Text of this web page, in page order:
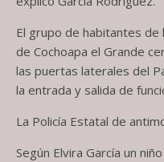
El grupo de habitantes de
de Cochoapa el Grande
las puertas laterales del
la entrada y salida de
La Policía Estatal de
Según Elvira García un